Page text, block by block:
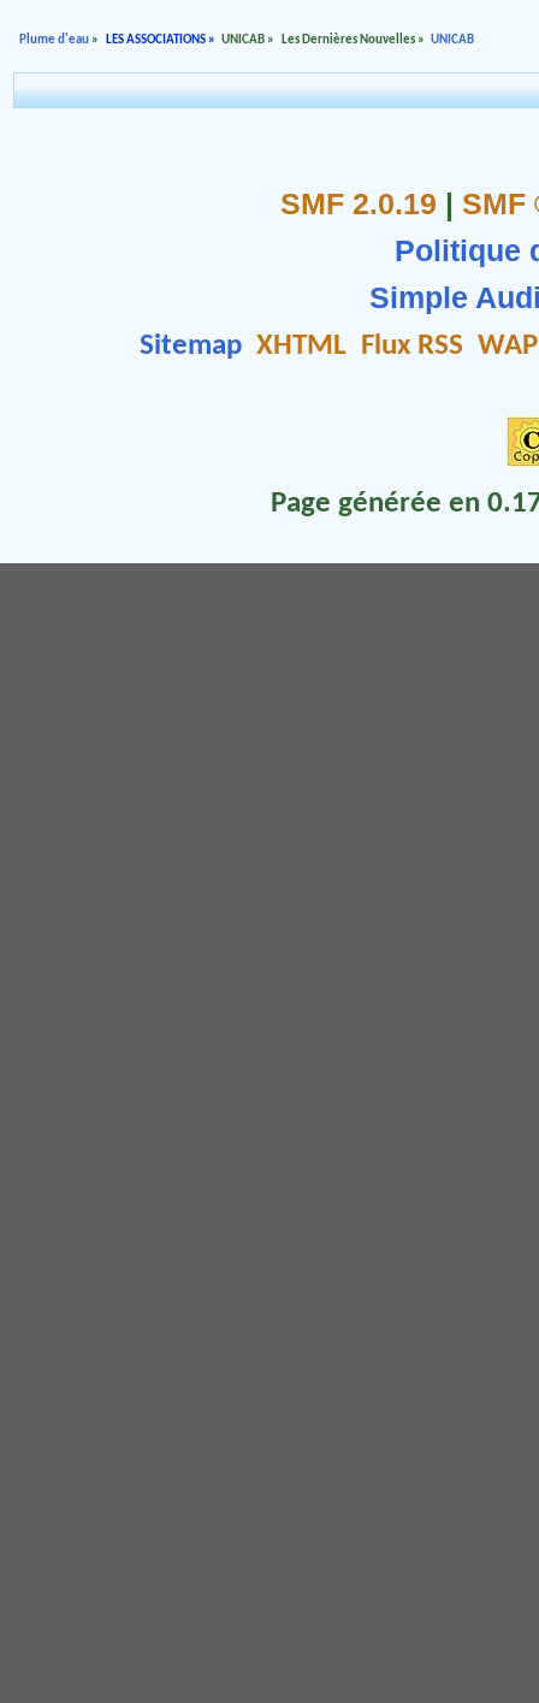
Plume d'eau » LES ASSOCIATIONS» UNICAB » Les Dernières Nouvelles» UNICAB
SMF 2.0.19 | SMF
Politique
Simple
Sitemap XHTML Flux RSS
Page générée en